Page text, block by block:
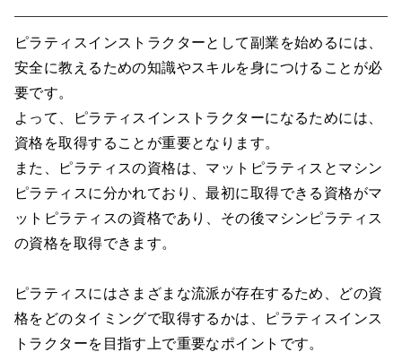
ピラティスインストラクターとして副業を始めるには、
安全に教えるための知識やスキルを身につけることが必
要です。
よって、ピラティスインストラクターになるためには、
資格を取得することが重要となります。
また、ピラティスの資格は、マットピラティスとマシン
ピラティスに分かれており、最初に取得できる資格がマ
ットピラティスの資格であり、その後マシンピラティス
の資格を取得できます。
ピラティスにはさまざまな流派が存在するため、どの資
格をどのタイミングで取得するかは、ピラティスインス
トラクターを目指す上で重要なポイントです。